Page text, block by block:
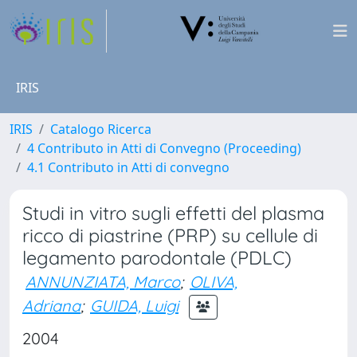
IRIS
IRIS
Catalogo Ricerca
4 Contributo in Atti di Convegno (Proceeding)
4.1 Contributo in Atti di convegno
Studi in vitro sugli effetti del plasma
ricco di piastrine (PRP) su cellule di
legamento parodontale (PDLC)
ANNUNZIATA, Marco; OLIVA,
Adriana; GUIDA, Luigi
2004